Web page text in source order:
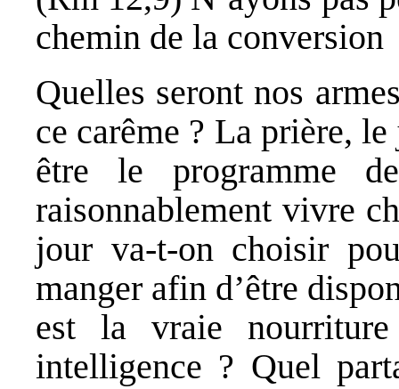
chemin de la conversion
Quelles seront nos
ce carême ? La prière,
être le programme
raisonnablement vivre
jour va-t-on choisir
manger afin d’être
est la vraie
intelligence ? Quel